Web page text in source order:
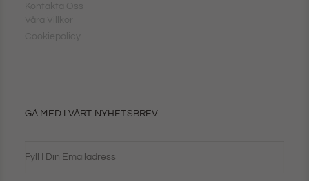
Kontakta Oss
Våra Villkor
Cookiepolicy
GÅ MED I VÅRT NYHETSBREV